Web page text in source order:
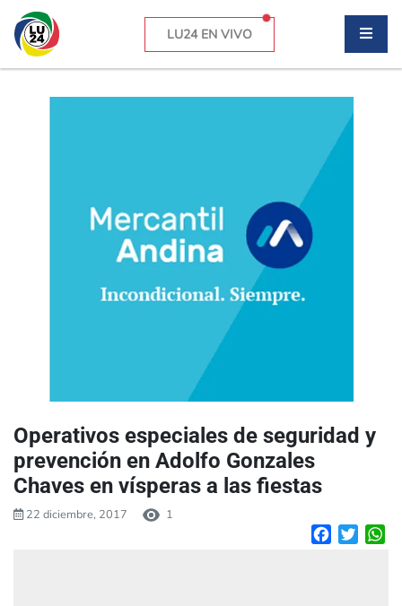
LU24 EN VIVO
Operativos especiales de seguridad y
prevención en Adolfo Gonzales
Chaves en vísperas a las fiestas
22 diciembre, 2017 1
Facebook